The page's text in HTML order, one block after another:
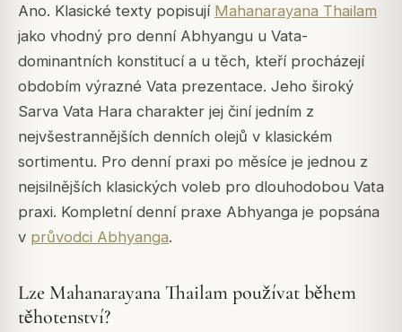
Ano. Klasické texty popisují Mahanarayana Thailam
jako vhodný pro denní Abhyangu u Vata-
dominantních konstitucí a u těch, kteří procházejí
obdobím výrazné Vata prezentace. Jeho široký
Sarva Vata Hara charakter jej činí jedním z
nejvšestrannějších denních olejů v klasickém
sortimentu. Pro denní praxi po měsíce je jednou z
nejsilnějších klasických voleb pro dlouhodobou Vata
praxi. Kompletní denní praxe Abhyanga je popsána
v průvodci Abhyanga.
Lze Mahanarayana Thailam používat během
těhotenství?